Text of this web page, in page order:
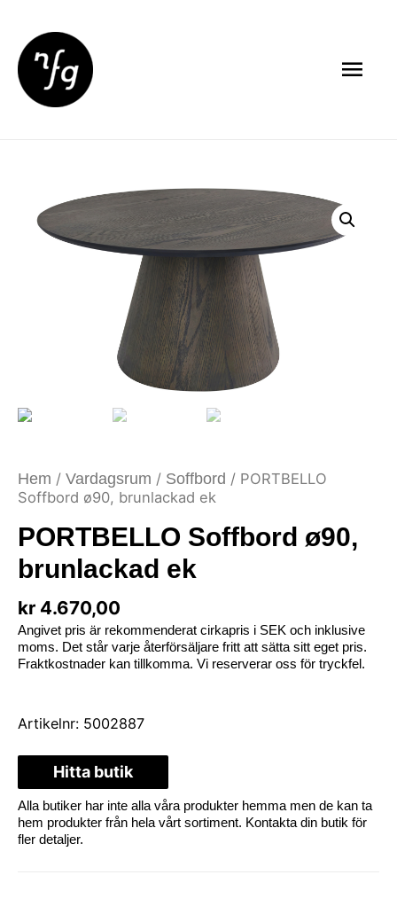
Hem / Vardagsrum / Soffbord / PORTBELLO
Soffbord ø90, brunlackad ek
PORTBELLO Soffbord ø90,
brunlackad ek
kr 4.670,00
Angivet pris är rekommenderat cirkapris i SEK och inklusive
moms. Det står varje återförsäljare fritt att sätta sitt eget pris.
Fraktkostnader kan tillkomma. Vi reserverar oss för tryckfel.
Artikelnr: 5002887
Hitta butik
Alla butiker har inte alla våra produkter hemma men de kan ta
hem produkter från hela vårt sortiment. Kontakta din butik för
fler detaljer.